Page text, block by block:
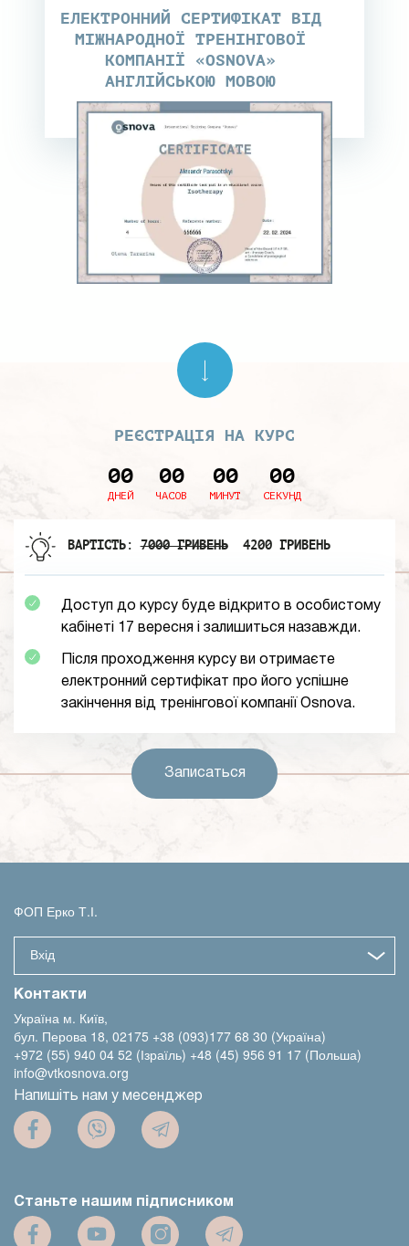
ЕЛЕКТРОННИЙ СЕРТИФІКАТ ВІД
МІЖНАРОДНОЇ ТРЕНІНГОВОЇ
КОМПАНІЇ «OSNOVA»
АНГЛІЙСЬКОЮ МОВОЮ
РЕЄСТРАЦІЯ НА КУРС
00
ДНЕЙ
00
ЧАСОВ
00
МИНУТ
00
СЕКУНД
ВАРТІСТЬ:7000 ГРИВЕНЬ4200 ГРИВЕНЬ
Доступ до курсу буде відкрито в особистому
кабінеті 17 вересня і залишиться назавжди.
Після проходження курсу ви отримаєте
електронний сертифікат про його успішне
закінчення від тренінгової компанії Osnova.
Записаться
ФОП Ерко Т.І.
Вхід
Контакти
Україна м. Київ,
бул. Перова 18, 02175 +38 (093)177 68 30 (Україна)
+972 (55) 940 04 52 (Ізраїль) +48 (45) 956 91 17 (Польша)
info@vtkosnova.org
Напишіть нам у месенджер
Станьте нашим підписником